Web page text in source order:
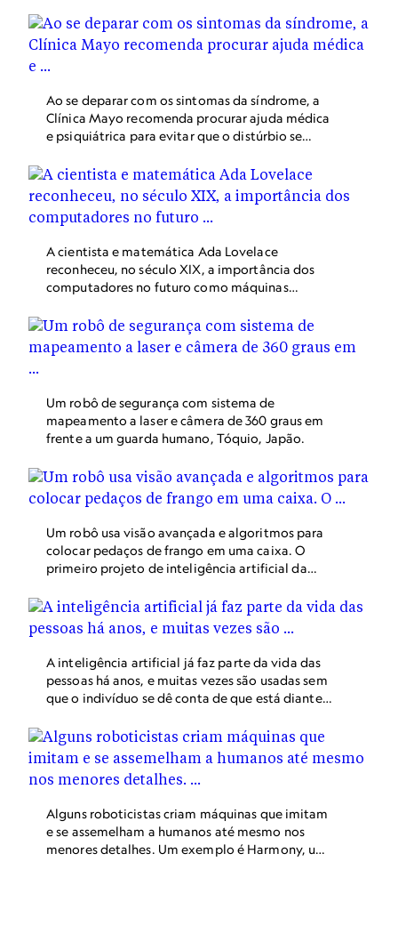
inverno em sua parte mais montanhosa. Céus
bastante azuis são características da primavera.
Ao se deparar com os sintomas da síndrome, a
Clínica Mayo recomenda procurar ajuda médica
e psiquiátrica para evitar que o distúrbio se
A cientista e matemática Ada Lovelace
reconheceu, no século XIX, a importância dos
computadores no futuro como máquinas
através da programação.
Um robô de segurança com sistema de
mapeamento a laser e câmera de 360 ​​graus em
frente a um guarda humano, Tóquio, Japão.
Um robô usa visão avançada e algoritmos para
colocar pedaços de frango em uma caixa. O
primeiro projeto de inteligência artificial da
A inteligência artificial já faz parte da vida das
pessoas há anos, e muitas vezes são usadas sem
que o indivíduo se dê conta de que está diante
Alguns roboticistas criam máquinas que imitam
e se assemelham a humanos até mesmo nos
menores detalhes. Um exemplo é Harmony, uma